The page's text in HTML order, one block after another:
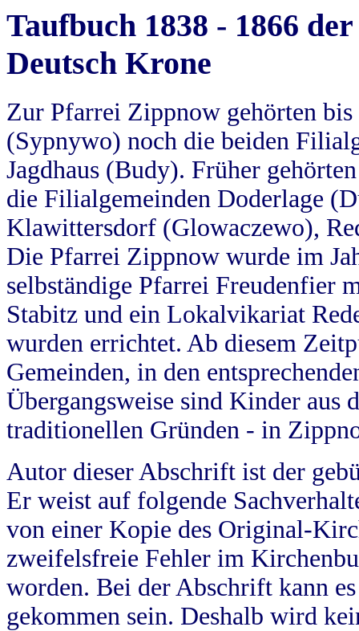
Taufbuch 1838 - 1866
Deutsch Krone
Zur Pfarrei Zippnow gehörten
(Sypnywo) noch die beiden
Jagdhaus (Budy). Früher
die Filialgemeinden Doderlage
Klawittersdorf (Glowaczewo),
Die Pfarrei Zippnow wurde im
selbständige Pfarrei Freudenfier
Stabitz und ein Lokalvikariat
wurden errichtet. Ab diesem
Gemeinden, in den
Übergangsweise sind Kinder aus
traditionellen Gründen - in
Autor dieser Abschrift ist der
Er weist auf folgende
von einer Kopie des Original-
zweifelsfreie Fehler im
worden. Bei der Abschrift kann
gekommen sein. Deshalb wird